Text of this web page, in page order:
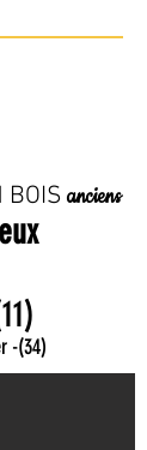
BOIS anciens
-(34)